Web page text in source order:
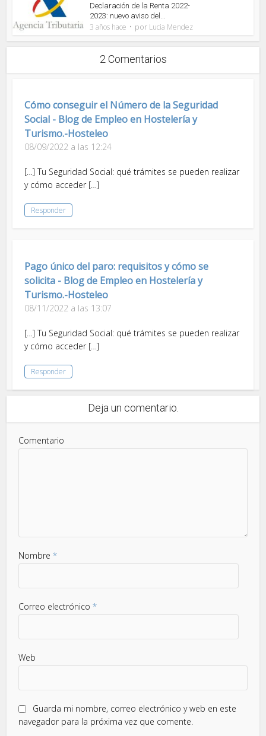
Declaración de la Renta 2022-
2023: nuevo aviso del...
3 años hace por Lucia Mendez
2 Comentarios
Cómo conseguir el Número de la Seguridad
Social - Blog de Empleo en Hostelería y
Turismo.-Hosteleo
08/09/2022 a las 12:24
[…] Tu Seguridad Social: qué trámites se pueden realizar
y cómo acceder […]
Responder
Pago único del paro: requisitos y cómo se
solicita - Blog de Empleo en Hostelería y
Turismo.-Hosteleo
08/11/2022 a las 13:07
[…] Tu Seguridad Social: qué trámites se pueden realizar
y cómo acceder […]
Responder
Deja un comentario.
Comentario
Nombre*
Correo electrónico*
Web
Guarda mi nombre, correo electrónico y web en este
navegador para la próxima vez que comente.